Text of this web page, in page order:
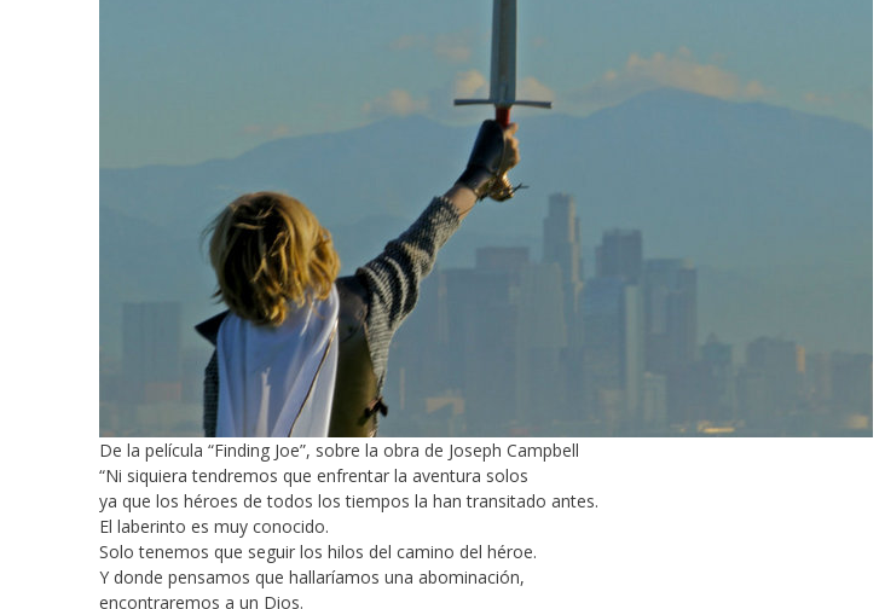
De la película “Finding Joe”, sobre la obra de Joseph Campbell
“Ni siquiera tendremos que enfrentar la aventura solos
ya que los héroes de todos los tiempos la han transitado antes.
El laberinto es muy conocido.
Solo tenemos que seguir los hilos del camino del héroe.
Y donde pensamos que hallaríamos una abominación,
encontraremos a un Dios.